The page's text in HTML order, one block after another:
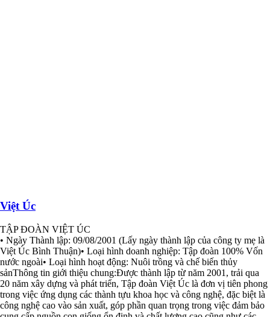
Việt Úc
TẬP ĐOÀN VIỆT ÚC
• Ngày Thành lập: 09/08/2001 (Lấy ngày thành lập của công ty mẹ là
Việt Úc Bình Thuận)• Loại hình doanh nghiệp: Tập đoàn 100% Vốn
nước ngoài• Loại hình hoạt động: Nuôi trồng và chế biến thủy
sảnThông tin giới thiệu chung:Được thành lập từ năm 2001, trải qua
20 năm xây dựng và phát triển, Tập đoàn Việt Úc là đơn vị tiên phong
trong việc ứng dụng các thành tựu khoa học và công nghệ, đặc biệt là
công nghệ cao vào sản xuất, góp phần quan trọng trong việc đảm bảo